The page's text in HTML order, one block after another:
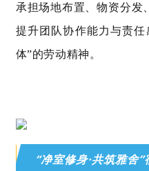
承担场地布置、物资分发
提升团队协作能力与责
体”的劳动精神。
“净室修身·共筑雅舍